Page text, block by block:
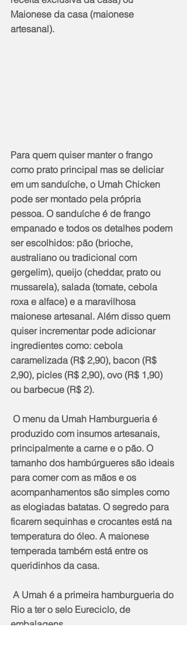
Maionese da casa (maionese
artesanal).
Para quem quiser manter o frango
como prato principal mas se deliciar
em um sanduíche, o Umah Chicken
pode ser montado pela própria
pessoa. O sanduíche é de frango
empanado e todos os detalhes podem
ser escolhidos: pão (brioche,
australiano ou tradicional com
gergelim), queijo (cheddar, prato ou
mussarela), salada (tomate, cebola
roxa e alface) e a maravilhosa
maionese artesanal. Além disso quem
quiser incrementar pode adicionar
ingredientes como: cebola
caramelizada (R$ 2,90), bacon (R$
2,90), picles (R$ 2,90), ovo (R$ 1,90)
ou barbecue (R$ 2).
produzido com insumos artesanais,
principalmente a carne e o pão. O
tamanho dos hambúrgueres são ideais
para comer com as mãos e os
acompanhamentos são simples como
as elogiadas batatas. O segredo para
ficarem sequinhas e crocantes está na
temperatura do óleo. A maionese
temperada também está entre os
queridinhos da casa.
Rio a ter o selo Eureciclo, de
embalagens.